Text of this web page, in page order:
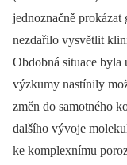
jednoznačně prokázat
nezdařilo vysvětlit
Obdobná situace byla
výzkumy nastínily
změn do samotného
dalšího vývoje
ke komplexnímu